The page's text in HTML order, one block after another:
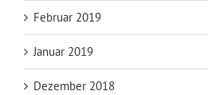
Februar 2019
Januar 2019
Dezember 2018